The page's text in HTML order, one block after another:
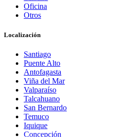
Oficina
Otros
Localización
Santiago
Puente Alto
Antofagasta
Viña del Mar
Valparaíso
Talcahuano
San Bernardo
Temuco
Iquique
Concepción